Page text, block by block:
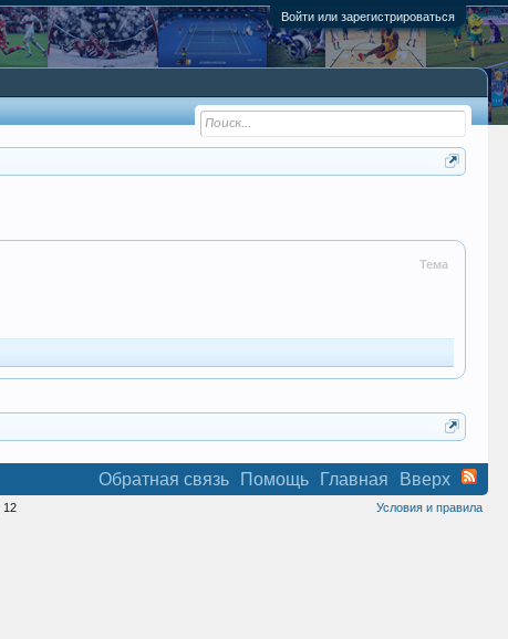
Войти или зарегистрироваться
Тема
Обратная связь Помощь Главная Вверх
Условия и правила
12